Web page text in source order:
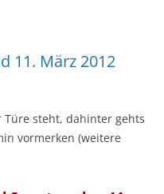
11. März 2012
steht, dahinter gehts
vormerken (weitere